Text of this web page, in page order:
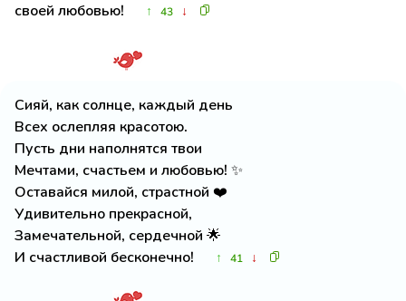
своей любовью!
↑ 43 ↓
Сияй, как солнце, каждый день
Всех ослепляя красотою.
Пусть дни наполнятся твои
Мечтами, счастьем и любовью! ✨
Оставайся милой, страстной ❤️
Удивительно прекрасной,
Замечательной, сердечной 🌟
И счастливой бесконечно!
↑ 41 ↓